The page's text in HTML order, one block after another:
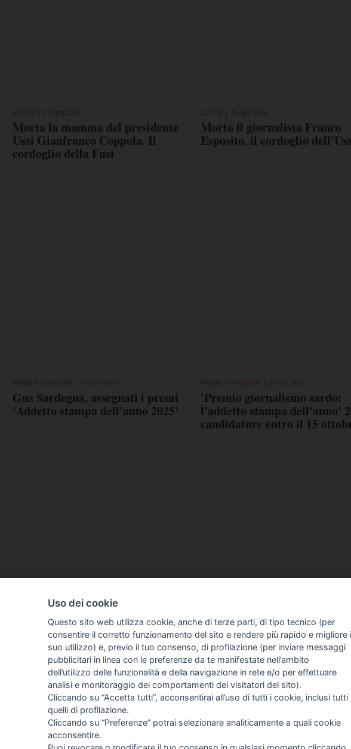
LUTTO
Morta la mamma del presidente
Ussi Gianfranco Coppola. Il
cordoglio della Fnsi
LUTTO
Morto il giornalista Franco
Esposito, il cordoglio
PREMI E CONCORSI
Gus Sardegna, assegnati i premi
'Addetto stampa dell'anno 2025'
PREMI E CONCORSI
'Premio giornalismo sardo:
l'addetto stampa dell'anno'
candidature entro il 15
COME TI SENTI?
Uso dei cookie
Questo sito web utilizza cookie, anche di terze parti, di tipo tecnico (per
consentire il corretto funzionamento del sito e rendere più rapido e migliore
suo utilizzo) e, previo il tuo consenso, di profilazione (per inviare messaggi
pubblicitari in linea con le preferenze da te manifestate nell’ambito
dell’utilizzo delle funzionalità e della navigazione in rete e/o per effettuare
analisi e monitoraggio dei comportamenti dei visitatori del sito).
Cliccando su “Accetta tutti”, acconsentirai all’uso di tutti i cookie, inclusi tutti
quelli di profilazione.
Cliccando su “Preferenze” potrai selezionare analiticamente a quali cookie
acconsentire.